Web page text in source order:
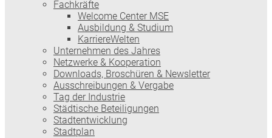
Fachkräfte
Welcome Center MSE
Ausbildung & Studium
KarriereWelten
Unternehmen des Jahres
Netzwerke & Kooperation
Downloads, Broschüren & Newsletter
Ausschreibungen & Vergabe
Tag der Industrie
Städtische Beteiligungen
Stadtentwicklung
Stadtplan